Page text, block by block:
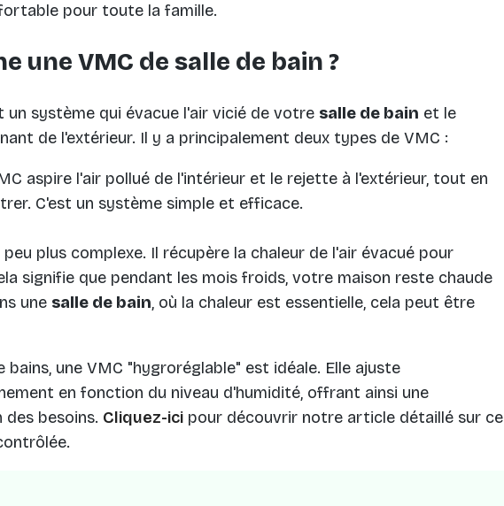
pour toute la famille.
une VMC de salle de bain ?
un système qui évacue l'air vicié de votre salle de bain et le
de l'extérieur. Il y a principalement deux types de VMC :
aspire l'air pollué de l'intérieur et le rejette à l'extérieur, tout en
C'est un système simple et efficace.
peu plus complexe. Il récupère la chaleur de l'air évacué pour
signifie que pendant les mois froids, votre maison reste chaude
une salle de bain, où la chaleur est essentielle, cela peut être
bains, une VMC "hygroréglable" est idéale. Elle ajuste
en fonction du niveau d'humidité, offrant ainsi une
besoins. Cliquez-ici pour découvrir notre article détaillé sur ce